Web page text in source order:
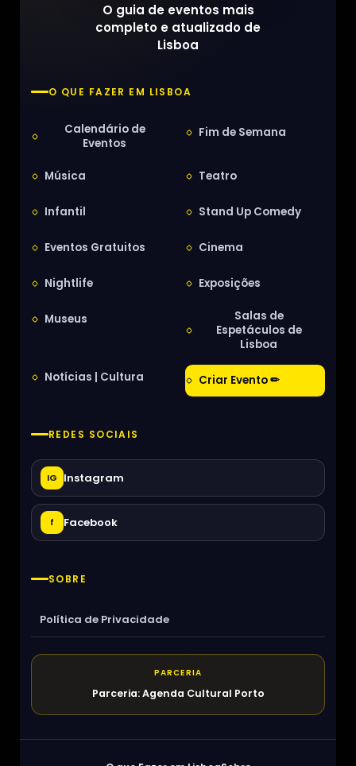
O guia de eventos mais
completo e atualizado de
Lisboa
O QUE FAZER EM LISBOA
Calendário de
Eventos
Fim de Semana
Música Teatro
Infantil Stand Up Comedy
Eventos Gratuitos Cinema
Nightlife Exposições
Museus
Salas de
Espetáculos de
Lisboa
Notícias | Cultura Criar Evento ✏
REDES SOCIAIS
IG Instagram
f Facebook
SOBRE
Política de Privacidade
PARCERIA
Parceria: Agenda Cultural Porto